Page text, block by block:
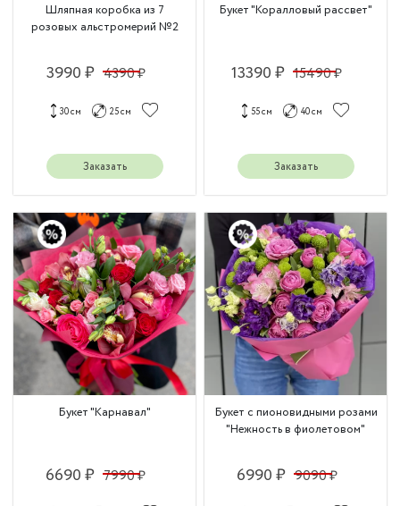
Шляпная коробка из 7
розовых альстромерий №2
3990 ₽ 4390 ₽
30 см 25 см
Заказать
Букет "Коралловый рассвет"
13390 ₽ 15490 ₽
55 см 40 см
Заказать
Букет "Карнавал"
6690 ₽ 7990 ₽
Букет с пионовидными розами
"Нежность в фиолетовом"
6990 ₽ 9090 ₽